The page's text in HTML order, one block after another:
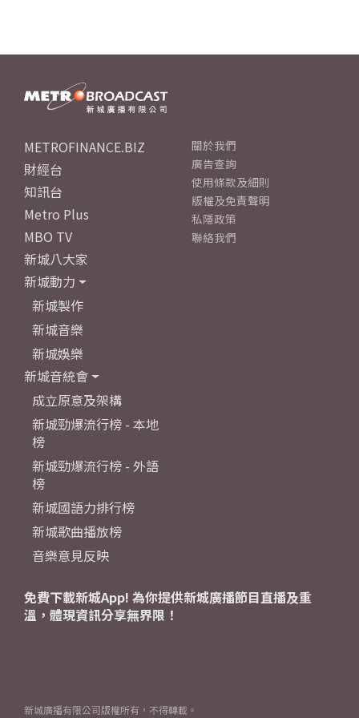
METROFINANCE.BIZ
財經台
知訊台
Metro Plus
MBO TV
新城八大家
新城動力
新城製作
新城音樂
新城娛樂
新城音統會
成立原意及架構
新城勁爆流行榜 - 本地
榜
新城勁爆流行榜 - 外語
榜
新城國語力排行榜
新城歌曲播放榜
音樂意見反映
關於我們
廣告查詢
使用條款及細則
版權及免責聲明
私隱政策
聯絡我們
免費下載新城App! 為你提供新城廣播節目直播及重
溫，體現資訊分享無界限！
新城廣播有限公司版權所有，不得轉載。